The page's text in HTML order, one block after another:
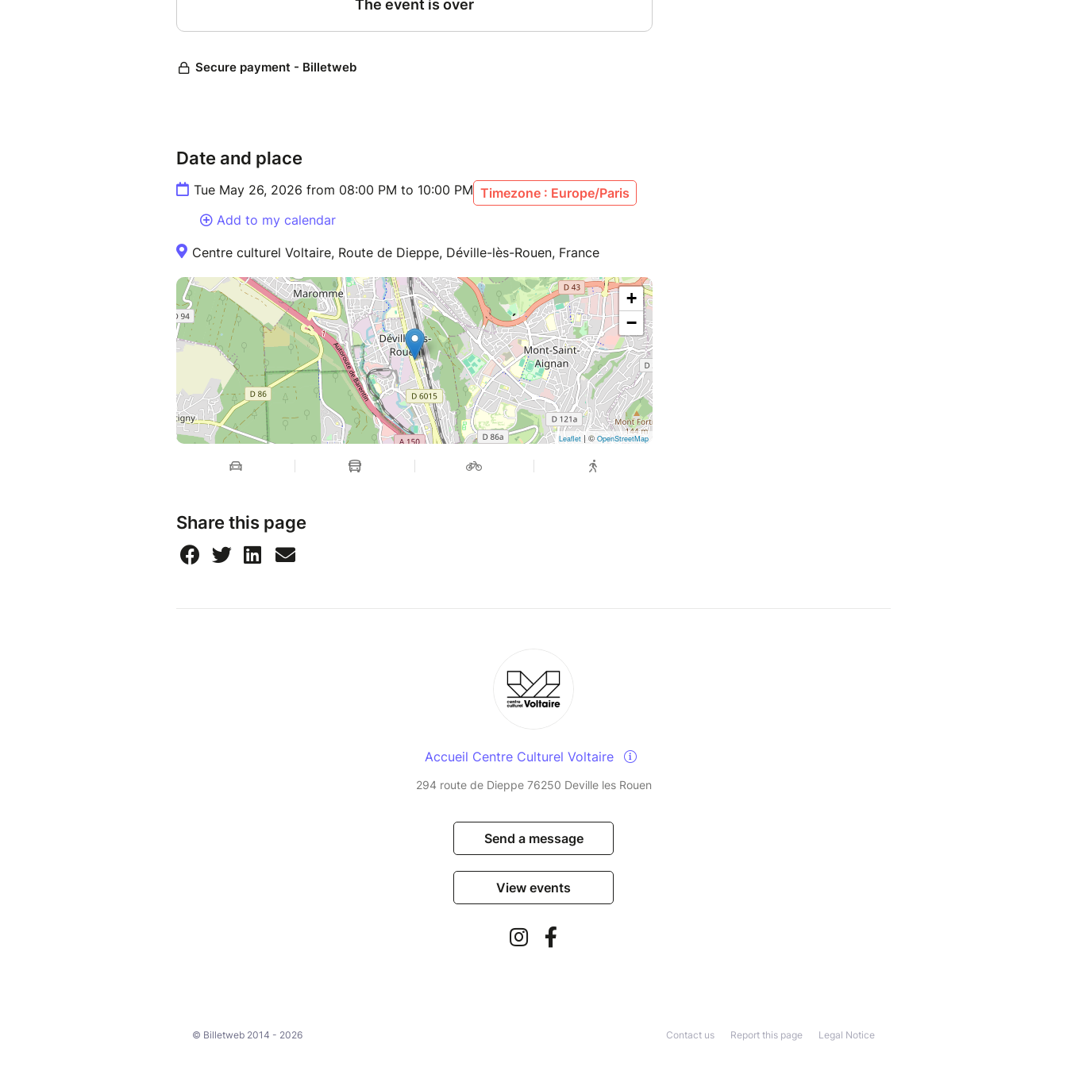
Date and place
Tue May 26, 2026 from 08:00 PM to 10:00 PM Timezone : Europe/Paris
Add to my calendar
Centre culturel Voltaire, Route de Dieppe, Déville-lès-Rouen, France
+
−
Leaflet | © OpenStreetMap
Share this page
Accueil Centre Culturel Voltaire
294 route de Dieppe 76250 Deville les Rouen
Send a message
View events
© Billetweb 2014 - 2026 Legal Notice
Report this page
Contact us